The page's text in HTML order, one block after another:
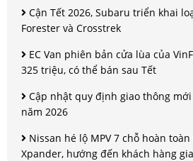
Cận Tết 2026, Subaru triển khai
Forester và Crosstrek
EC Van phiên bản cửa lùa của
325 triệu, có thể bán sau Tết
Cập nhật quy định giao thông
năm 2026
Nissan hé lộ MPV 7 chỗ hoàn
Xpander, hướng đến khách hàng